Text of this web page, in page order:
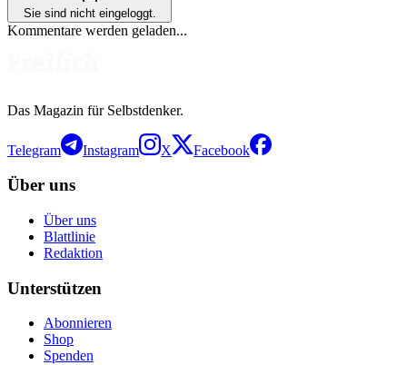
Sie sind nicht eingeloggt.
Kommentare werden geladen...
Das Magazin für Selbstdenker.
Telegram Instagram X Facebook
Über uns
Über uns
Blattlinie
Redaktion
Unterstützen
Abonnieren
Shop
Spenden